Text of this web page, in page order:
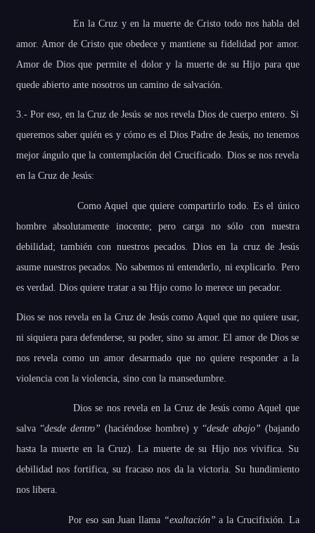
En la Cruz y en la muerte de Cristo todo nos habla del
amor. Amor de Cristo que obedece y mantiene su fidelidad por amor.
Amor de Dios que permite el dolor y la muerte de su Hijo para que
quede abierto ante nosotros un camino de salvación.
3.- Por eso, en la Cruz de Jesús se nos revela Dios de cuerpo entero. Si
queremos saber quién es y cómo es el Dios Padre de Jesús, no tenemos
mejor ángulo que la contemplación del Crucificado. Dios se nos revela
en la Cruz de Jesús:
Como Aquel que quiere compartirlo todo. Es el único
hombre absolutamente inocente; pero carga no sólo con nuestra
debilidad; también con nuestros pecados. Dios en la cruz de Jesús
asume nuestros pecados. No sabemos ni entenderlo, ni explicarlo. Pero
es verdad. Dios quiere tratar a su Hijo como lo merece un pecador.
Dios se nos revela en la Cruz de Jesús como Aquel que no quiere usar,
ni siquiera para defenderse, su poder, sino su amor. El amor de Dios se
nos revela como un amor desarmado que no quiere responder a la
violencia con la violencia, sino con la mansedumbre.
Dios se nos revela en la Cruz de Jesús como Aquel que
salva “desde dentro” (haciéndose hombre) y “desde abajo” (bajando
hasta la muerte en la Cruz). La muerte de su Hijo nos vivifica. Su
debilidad nos fortifica, su fracaso nos da la victoria. Su hundimiento
nos libera.
Por eso san Juan llama “exaltación”a la Crucifixión. La